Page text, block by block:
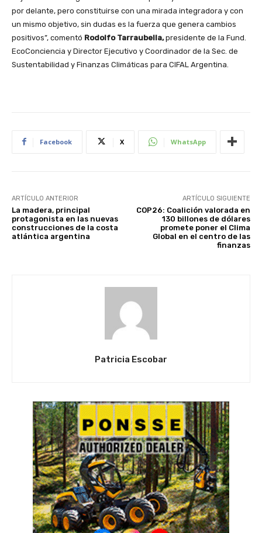
por delante, pero constituirse con una mirada integradora y con
un mismo objetivo, sin dudas es la fuerza que genera cambios
positivos”, comentó Rodolfo Tarraubella,presidente de la Fund.
EcoConciencia y Director Ejecutivo y Coordinador de la Sec. de
Sustentabilidad y Finanzas Climáticas para CIFAL Argentina.
Facebook X WhatsApp
ARTÍCULO ANTERIOR
La madera, principal
protagonista en las nuevas
construcciones de la costa
atlántica argentina
ARTÍCULO SIGUIENTE
COP26: Coalición valorada en
130 billones de dólares
promete poner el Clima
Global en el centro de las
finanzas
Patricia Escobar